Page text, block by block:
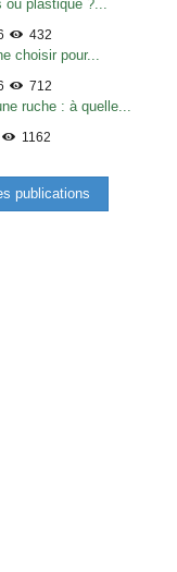
ou plastique ?...
432
choisir pour...
712
ruche : à quelle...
1162
publications